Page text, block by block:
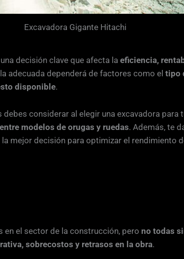
Excavadora Gigante Hitachi
decisión clave que afecta la eficiencia,
adecuada dependerá de factores como el tipo
disponible.
considerar al elegir una excavadora
modelos de orugas y ruedas. Además, te
mejor decisión para optimizar el rendimiento
en el sector de la construcción, pero no todas
sobrecostos y retrasos en la obra.